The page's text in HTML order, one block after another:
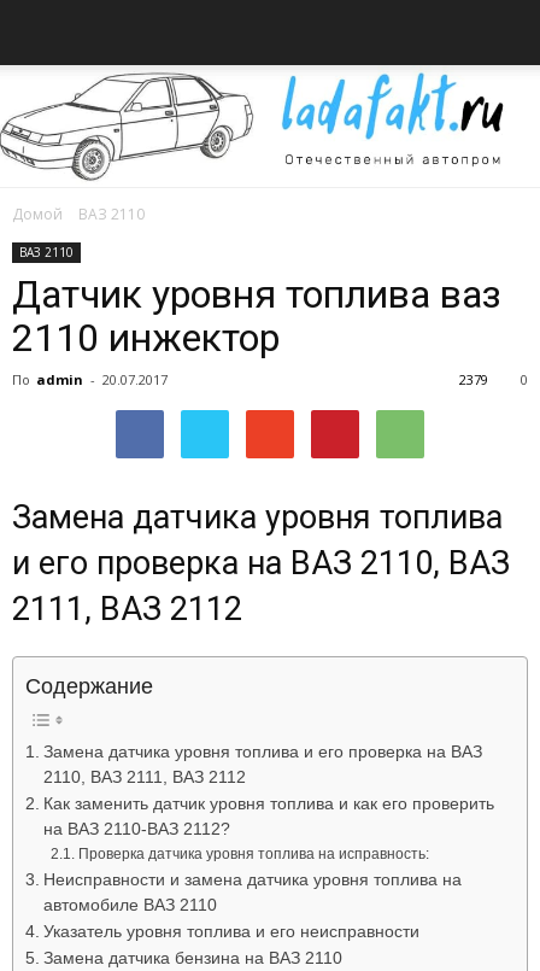
об
автомобилях
Лада
Домой ВАЗ 2110
ВАЗ 2110
Датчик уровня топлива ваз
2110 инжектор
По admin - 20.07.2017 0
2379
Замена датчика уровня топлива
и его проверка на ВАЗ 2110, ВАЗ
2111, ВАЗ 2112
Содержание
Замена датчика уровня топлива и его проверка на ВАЗ
2110, ВАЗ 2111, ВАЗ 2112
Как заменить датчик уровня топлива и как его проверить
на ВАЗ 2110-ВАЗ 2112?
Проверка датчика уровня топлива на исправность:
Неисправности и замена датчика уровня топлива на
автомобиле ВАЗ 2110
Указатель уровня топлива и его неисправности
Замена датчика бензина на ВАЗ 2110